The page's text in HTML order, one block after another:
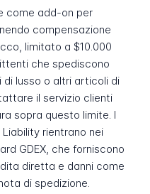
come add-on per
compensazione
limitato a $10.000
che spediscono
lusso o altri articoli di
il servizio clienti
sopra questo limite. I
rientrano nei
GDEX, che forniscono
diretta e danni come
di spedizione.